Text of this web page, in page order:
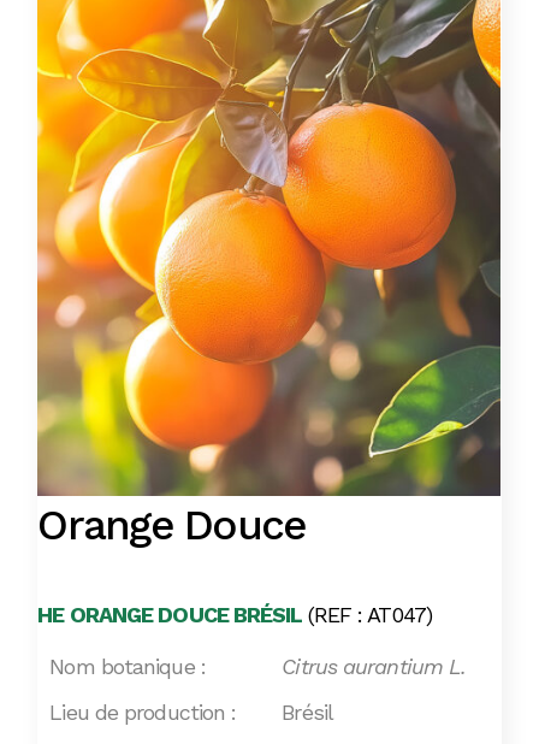
Orange Douce
HE ORANGE DOUCE BRÉSIL (REF : AT047)
Nom botanique :
Citrus aurantium L.
Lieu de production :
Brésil